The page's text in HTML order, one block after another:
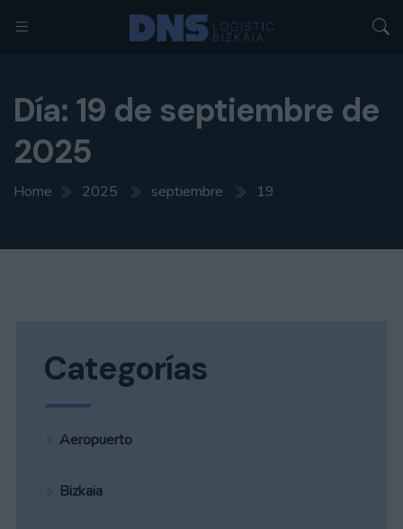
Día: 19 de septiembre de
2025
Home 2025 septiembre 19
Categorías
Aeropuerto
Bizkaia